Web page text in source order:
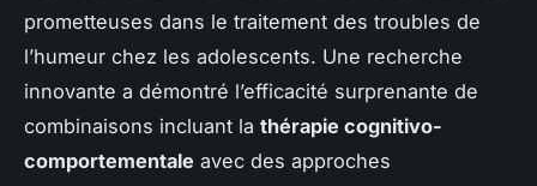
prometteuses dans le traitement des troubles de
l’humeur chez les adolescents. Une recherche
innovante a démontré l’efficacité surprenante de
combinaisons incluant la thérapie cognitivo-
comportementale avec des approches